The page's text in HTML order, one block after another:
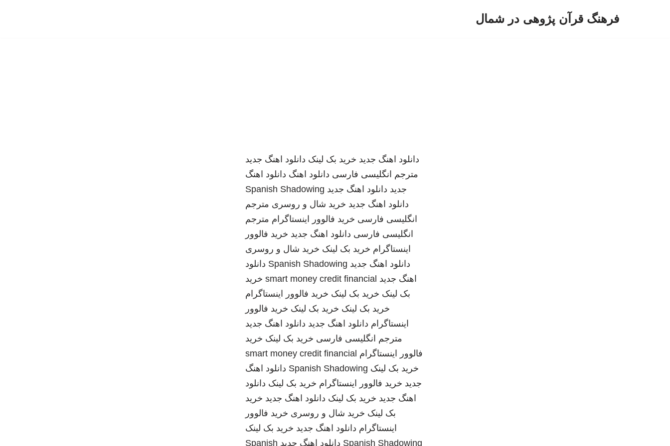
فرهنگ قرآن پژوهی در شمال
دانلود اهنگ جدید خرید بک لینک دانلود اهنگ جدید
مترجم انگلیسی فارسی دانلود اهنگ دانلود اهنگ
جدید دانلود اهنگ جدید Spanish Shadowing
دانلود اهنگ جدید خرید شال و روسری مترجم
انگلیسی فارسی خرید فالوور اینستاگرام مترجم
انگلیسی فارسی دانلود اهنگ جدید خرید فالوور
اینستاگرام خرید بک لینک خرید شال و روسری
دانلود اهنگ جدید Spanish Shadowing دانلود
اهنگ جدید smart money credit financial خرید
بک لینک خرید بک لینک خرید فالوور اینستاگرام
خرید بک لینک خرید بک لینک خرید فالوور
اینستاگرام دانلود اهنگ جدید دانلود اهنگ جدید
مترجم انگلیسی فارسی خرید بک لینک خرید
فالوور اینستاگرام smart money credit financial
خرید بک لینک Spanish Shadowing دانلود اهنگ
جدید خرید فالوور اینستاگرام خرید بک لینک دانلود
اهنگ جدید خرید بک لینک دانلود اهنگ جدید خرید
بک لینک خرید شال و روسری خرید فالوور
اینستاگرام دانلود اهنگ جدید خرید بک لینک
Spanish Shadowing دانلود اهنگ جدید Spanish